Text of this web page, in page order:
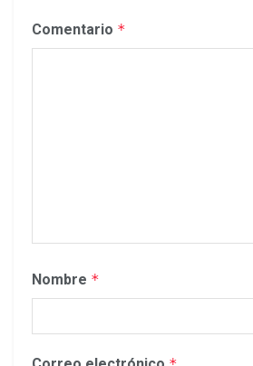
Comentario *
Nombre *